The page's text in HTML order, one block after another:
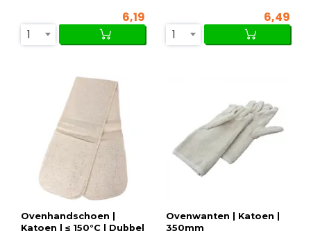
6,19
1
6,49
1
Ovenhandschoen |
Katoen | ≤ 150°C | Dubbel
Ovenwanten | Katoen |
350mm